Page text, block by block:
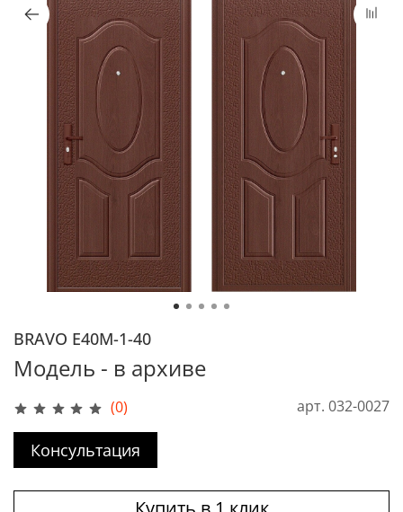
(0) арт. 032-0027
BRAVO Е40М-1-40
Модель - в архиве
Консультация